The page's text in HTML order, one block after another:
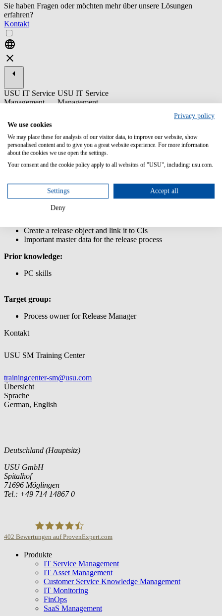
Sie haben Fragen oder möchten mehr über unsere Lösungen
erfahren?
Kontakt
USU IT Service
Management
Service
Management:
Release
Management
USU IT Service
Management
IIn this course you will learn the basic functionality of the Release
Content/Learning Objectives:
Learn how to use the USU Service Management interface.
Create a release object and link it to CIs
Important master data for the release process
Prior knowledge:
PC skills
Target group:
Process owner for Release Manager
Kontakt
USU SM Training Center
trainingcenter-sm@usu.com
Übersicht
Sprache
German, English
Deutschland (Hauptsitz)
USU GmbH
Spitalhof
71696 Möglingen
Tel.: +49 714 14867 0
USU GmbH
402 Bewertungen auf ProvenExpert.com
Produkte
IT Service Management
IT Asset Management
Customer Service Knowledge Management
IT Monitoring
FinOps
SaaS Management
Privacy policy
We use cookies
We may place these for analysis of our visitor data, to improve our website, show
personalised content and to give you a great website experience. For more information
about the cookies we use open the settings.
Your consent and the cookie policy apply to all websites of "USU", including: usu.com.
Settings Accept all
Deny